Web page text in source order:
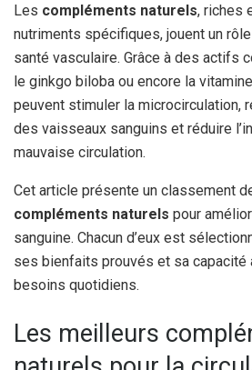
Les compléments naturels, riches
nutriments spécifiques, jouent un
santé vasculaire. Grâce à des actifs
le ginkgo biloba ou encore la
peuvent stimuler la microcirculation,
des vaisseaux sanguins et réduire
mauvaise circulation.
Cet article présente un classement
compléments naturels pour
sanguine. Chacun d’eux est
ses bienfaits prouvés et sa capacité
besoins quotidiens.
Les meilleurs